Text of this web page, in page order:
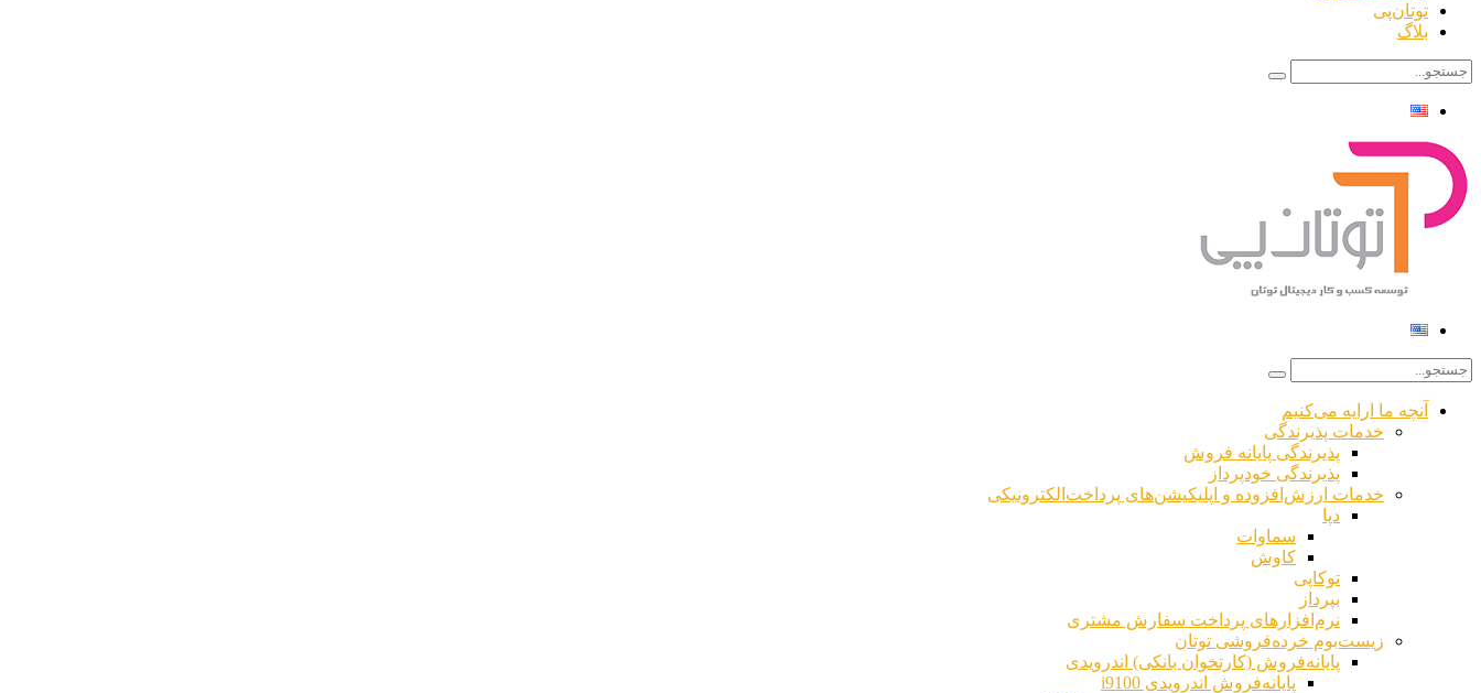
توتان‌پی
بلاگ
آنچه ما ارایه می‌کنیم
خدمات پذیرندگی
پذیرندگی پایانه فروش
پذیرندگی خودپرداز
خدمات ارزش‌افزوده و اپلیکیشن‌های پرداخت‌الکترونیکی
دپا
سماوات
کاوش
توکاپی
بپرداز
نرم‌افزارهای پرداخت سفارش مشتری
زیست‌بوم خرده‌فروشی توتان
پایانه‌فروش (کارتخوان بانکی) اندرویدی
پایانه‌فروش اندرویدی i9100